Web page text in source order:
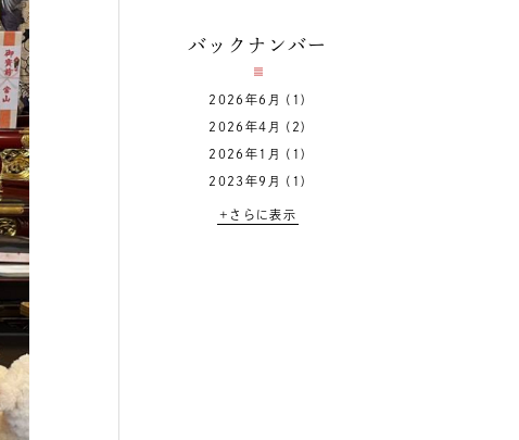
バックナンバー
2026年6月 (1)
2026年4月 (2)
2026年1月 (1)
2023年9月 (1)
+さらに表示